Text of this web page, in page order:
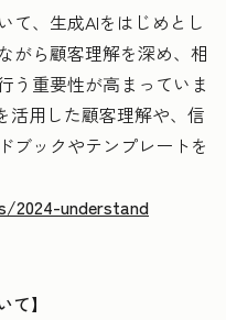
て、生成AIをはじめとし
がら顧客理解を深め、相
う重要性が高まっていま
活用した顧客理解や、信
ブックやテンプレートを
2024-understand
】